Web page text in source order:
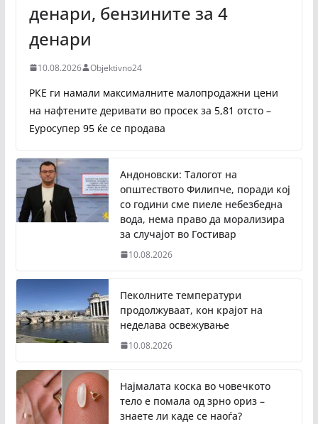
денари, бензините за 4
денари
10.08.2026 Objektivno24
РКЕ ги намали максималните малопродажни цени
на нафтените деривати во просек за 5,81 отсто –
Еуросупер 95 ќе се продава
Андоновски: Талогот на
општеството Филипче, поради кој
со години сме пиеле небезбедна
вода, нема право да морализира
за случајот во Гостивар
10.08.2026
Пеколните температури
продолжуваат, кон крајот на
неделава освежување
10.08.2026
Најмалата коска во човечкото
тело е помала од зрно ориз –
знаете ли каде се наоѓа?